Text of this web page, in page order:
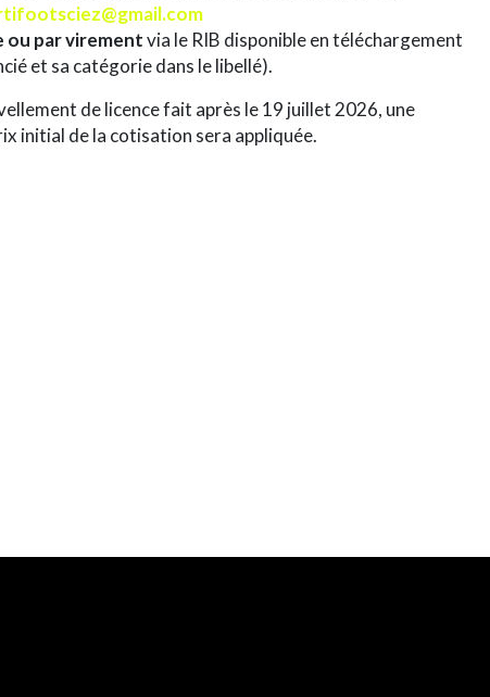
ou par virementvia le RIB disponible en téléchargement
et sa catégorie dans le libellé).
de licence fait après le 19 juillet 2026, une
initial de la cotisation sera appliquée.